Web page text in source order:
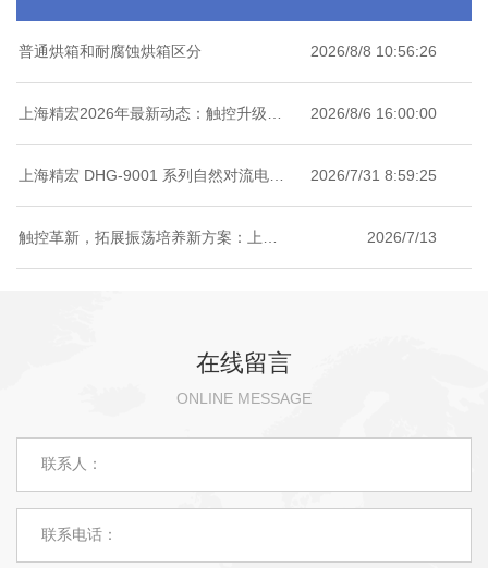
密封老化等通病，为带有酸碱
挥发物的特殊试样烘干，提供
普通烘箱和耐腐蚀烘箱区分 2026/8/8 10:56:26
上海精宏2026年最新动态：触控升级与
2026/8/6 16:00:00
上海精宏 DHG-9001 系列自然对流电热
2026/7/31 8:59:25
触控革新，拓展振荡培养新方案：上海
2026/7/13
在线留言
ONLINE MESSAGE